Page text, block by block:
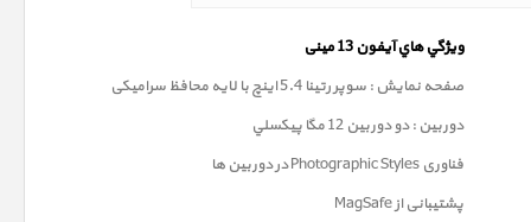
ويژگي هاي آيفون 13
مینی
صفحه نمايش : سوپر رتينا 5.4 اينچ با لایه محافظ سرامیکی
دوربين : دو دوربین 12 مگا پيکسلي
فناوری Photographic Stylesدر دوربین ها
پشتیبانی از MagSafe